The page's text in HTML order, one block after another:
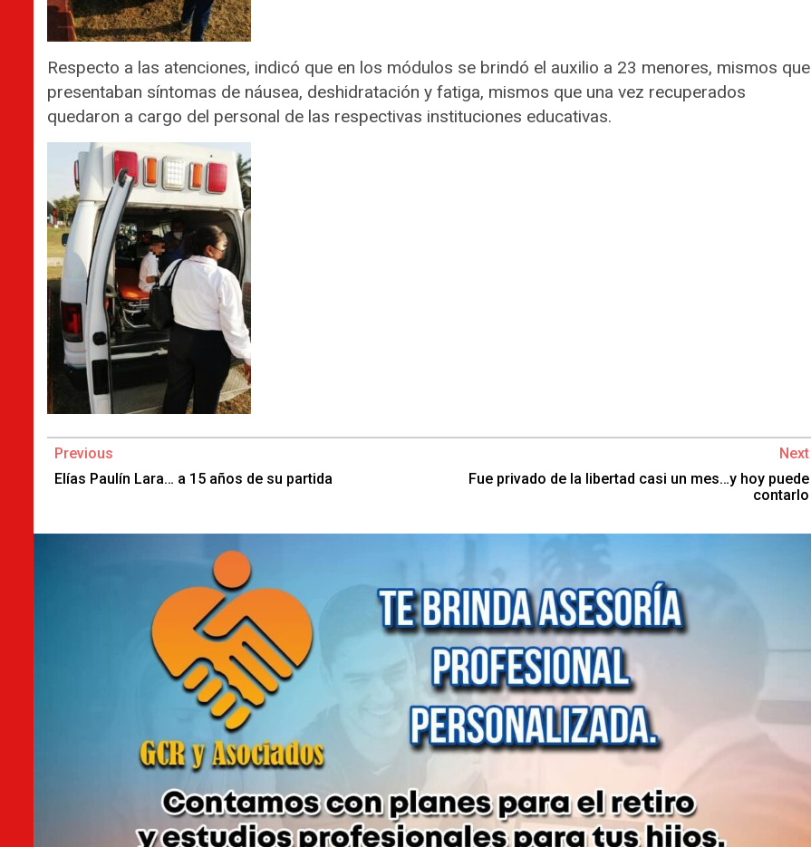
Respecto a las atenciones, indicó que en los módulos se brindó el auxilio a 23 menores, mismos que
presentaban síntomas de náusea, deshidratación y fatiga, mismos que una vez recuperados
quedaron a cargo del personal de las respectivas instituciones educativas.
Continue
Reading
Previous
Elías Paulín Lara… a 15 años de su partida
Next
Fue privado de la libertad casi un mes…y hoy puede
contarlo